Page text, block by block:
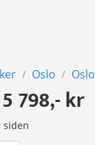
/ Oslo / Oslo
5 798,- kr
siden